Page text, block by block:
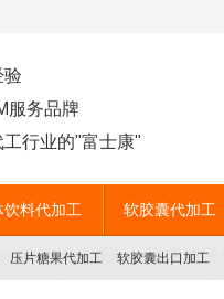
验
服务品牌
行业的"富士康"
饮料代加工 软胶囊代加工
压片糖果代加工 软胶囊出口加工